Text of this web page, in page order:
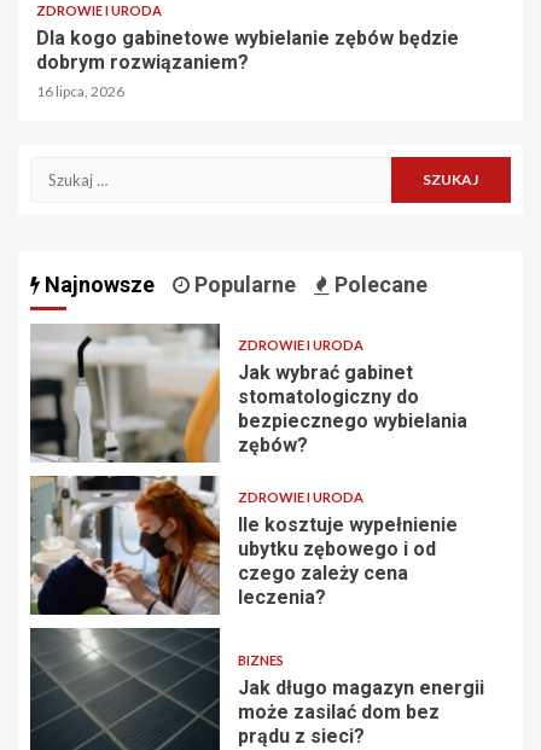
ZDROWIE I URODA
Dla kogo gabinetowe wybielanie zębów będzie
dobrym rozwiązaniem?
16 lipca, 2026
Szukaj:
Najnowsze Popularne Polecane
ZDROWIE I URODA
Jak wybrać gabinet
stomatologiczny do
bezpiecznego wybielania
zębów?
ZDROWIE I URODA
Ile kosztuje wypełnienie
ubytku zębowego i od
czego zależy cena
leczenia?
BIZNES
Jak długo magazyn energii
może zasilać dom bez
prądu z sieci?